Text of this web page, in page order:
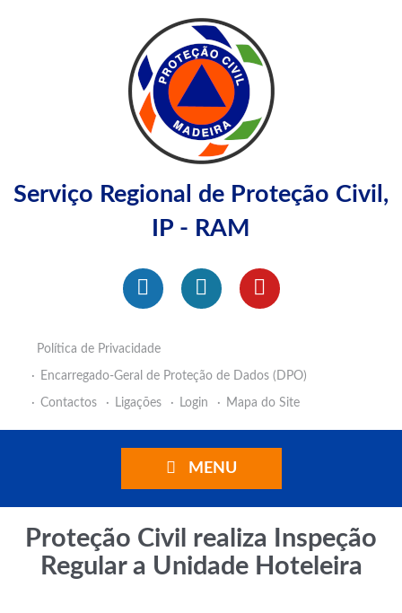
Serviço Regional de Proteção Civil,
IP - RAM
Política de Privacidade
Encarregado-Geral de Proteção de Dados (DPO)
Contactos
Ligações Login Mapa do Site
MENU
Proteção Civil realiza Inspeção
Regular a Unidade Hoteleira